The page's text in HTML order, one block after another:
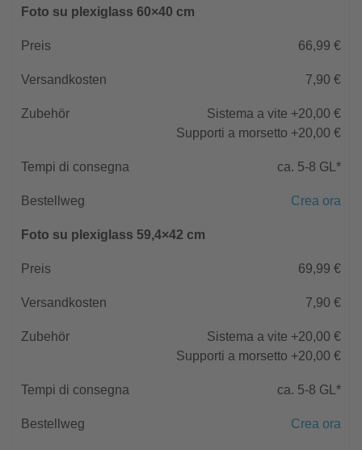
Foto su plexiglass 60×40 cm
66,99 €
7,90 €
Sistema a vite +20,00 €
Supporti a morsetto +20,00 €
ca. 5-8 GL*
Crea ora
Foto su plexiglass 59,4×42 cm
69,99 €
7,90 €
Sistema a vite +20,00 €
Supporti a morsetto +20,00 €
ca. 5-8 GL*
Crea ora